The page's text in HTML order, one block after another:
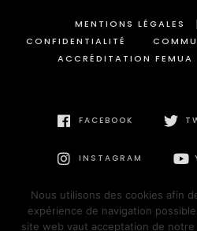
MENTIONS LÉGALES
CONFIDENTIALITÉ
ACCRÉDITATION FEMUA
FACEBOOK
INSTAGRAM
Nous utilisons des cookies afin
expérience de navigation
site web vaut acceptation de